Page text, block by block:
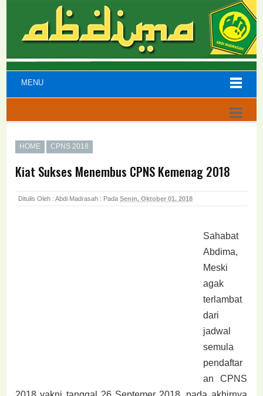
MENU
HOME CPNS 2018
Kiat Sukses Menembus CPNS Kemenag 2018
Ditulis Oleh : Abdi Madrasah : PadaSenin, Oktober 01, 2018
Sahabat
Abdima,
Meski
agak
terlambat
dari
jadwal
semula
pendaftar
an CPNS